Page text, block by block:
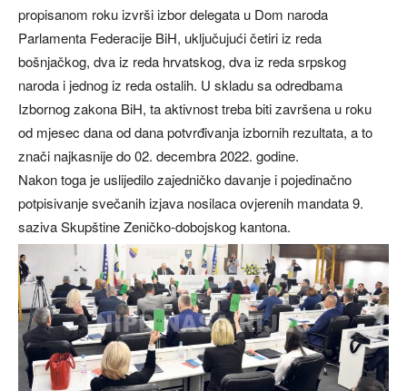
propisanom roku izvrši izbor delegata u Dom naroda
Parlamenta Federacije BiH, uključujući četiri iz reda
bošnjačkog, dva iz reda hrvatskog, dva iz reda srpskog
naroda i jednog iz reda ostalih. U skladu sa odredbama
Izbornog zakona BiH, ta aktivnost treba biti završena u roku
od mjesec dana od dana potvrđivanja izbornih rezultata, a to
znači najkasnije do 02. decembra 2022. godine.
Nakon toga je uslijedilo zajedničko davanje i pojedinačno
potpisivanje svečanih izjava nosilaca ovjerenih mandata 9.
saziva Skupštine Zeničko-dobojskog kantona.